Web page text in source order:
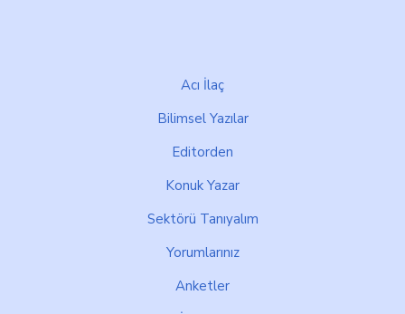
Acı İlaç
Bilimsel Yazılar
Editorden
Konuk Yazar
Sektörü Tanıyalım
Yorumlarınız
Anketler